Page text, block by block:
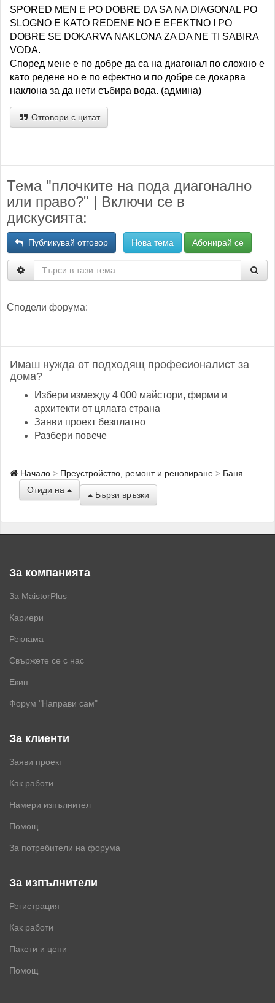
SPORED MEN E PO DOBRE DA SA NA DIAGONAL PO
SLOGNO E KATO REDENE NO E EFEKTNO I PO
DOBRE SE DOKARVA NAKLONA ZA DA NE TI SABIRA
VODA.
Според мене е по добре да са на диагонал по сложно е
като редене но е по ефектно и по добре се докарва
наклона за да нети събира вода. (админа)
Отговори с цитат
Тема "плочките на пода диагонално
или право?" | Включи се в
дискусията:
Публикувай отговор Нова тема Абонирай се
Сподели форума:
Имаш нужда от подходящ професионалист за
дома?
Избери измежду 4 000 майстори, фирми и
архитекти от цялата страна
Заяви проект безплатно
Разбери повече
Начало Преустройство, ремонт и реновиране
Баня
Отиди на
Бързи връзки
За компанията
За MaistorPlus
Кариери
Реклама
Свържете се с нас
Екип
Форум "Направи сам"
За клиенти
Заяви проект
Как работи
Намери изпълнител
Помощ
За потребители на форума
За изпълнители
Регистрация
Как работи
Пакети и цени
Помощ